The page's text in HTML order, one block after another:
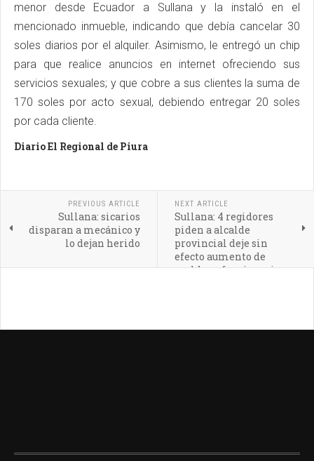
menor desde Ecuador a Sullana y la instaló en el
mencionado inmueble, indicando que debía cancelar 30
soles diarios por el alquiler. Asimismo, le entregó un chip
para que realice anuncios en internet ofreciendo sus
servicios sexuales; y que cobre a sus clientes la suma de
170 soles por acto sexual, debiendo entregar 20 soles
por cada cliente.
Diario El Regional de Piura
PREVIOUS ARTICLE
Sullana: sicarios
disparan a mecánico y
lo dejan herido
NEXT ARTICLE
Sullana: 4 regidores
piden a alcalde
provincial deje sin
efecto aumento de
sueldos a funcionarios